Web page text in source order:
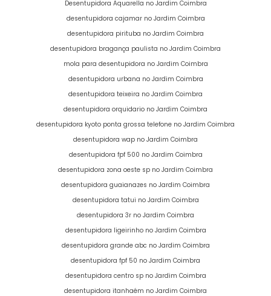
Desentupidora Aquarella no Jardim Coimbra
desentupidora cajamar no Jardim Coimbra
desentupidora pirituba no Jardim Coimbra
desentupidora bragança paulista no Jardim Coimbra
mola para desentupidora no Jardim Coimbra
desentupidora urbana no Jardim Coimbra
desentupidora teixeira no Jardim Coimbra
desentupidora orquidario no Jardim Coimbra
desentupidora kyoto ponta grossa telefone no Jardim Coimbra
desentupidora wap no Jardim Coimbra
desentupidora fpf 500 no Jardim Coimbra
desentupidora zona oeste sp no Jardim Coimbra
desentupidora guaianazes no Jardim Coimbra
desentupidora tatui no Jardim Coimbra
desentupidora 3r no Jardim Coimbra
desentupidora ligeirinho no Jardim Coimbra
desentupidora grande abc no Jardim Coimbra
desentupidora fpf 50 no Jardim Coimbra
desentupidora centro sp no Jardim Coimbra
desentupidora itanhaém no Jardim Coimbra